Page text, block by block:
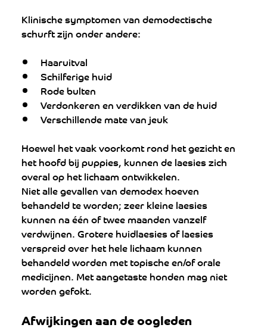
Klinische symptomen van demodectische
schurft zijn onder andere:
Haaruitval
Schilferige huid
Rode bulten
Verdonkeren en verdikken van de huid
Verschillende mate van jeuk
Hoewel het vaak voorkomt rond het gezicht en
het hoofd bij puppies, kunnen de laesies zich
overal op het lichaam ontwikkelen.
Niet alle gevallen van demodex hoeven
behandeld te worden; zeer kleine laesies
kunnen na één of twee maanden vanzelf
verdwijnen. Grotere huidlaesies of laesies
verspreid over het hele lichaam kunnen
behandeld worden met topische en/of orale
medicijnen. Met aangetaste honden mag niet
worden gefokt.
Afwijkingen aan de oogleden